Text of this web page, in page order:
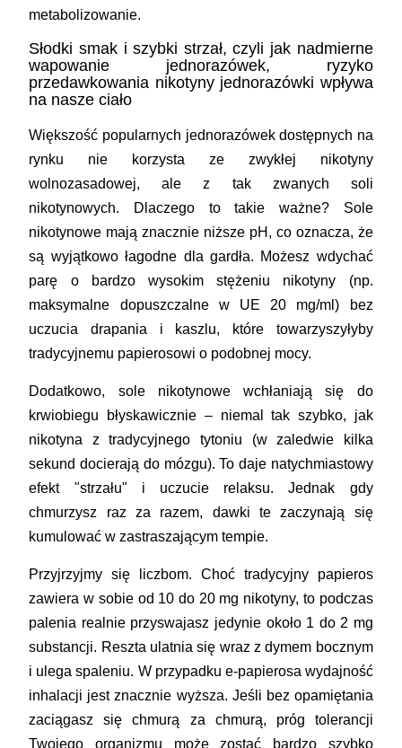
metabolizowanie.
Słodki smak i szybki strzał, czyli jak nadmierne
wapowanie jednorazówek, ryzyko
przedawkowania nikotyny jednorazówki wpływa
na nasze ciało
Większość popularnych jednorazówek dostępnych na
rynku nie korzysta ze zwykłej nikotyny
wolnozasadowej, ale z tak zwanych soli
nikotynowych. Dlaczego to takie ważne? Sole
nikotynowe mają znacznie niższe pH, co oznacza, że
są wyjątkowo łagodne dla gardła. Możesz wdychać
parę o bardzo wysokim stężeniu nikotyny (np.
maksymalne dopuszczalne w UE 20 mg/ml) bez
uczucia drapania i kaszlu, które towarzyszyłyby
tradycyjnemu papierosowi o podobnej mocy.
Dodatkowo, sole nikotynowe wchłaniają się do
krwiobiegu błyskawicznie – niemal tak szybko, jak
nikotyna z tradycyjnego tytoniu (w zaledwie kilka
sekund docierają do mózgu). To daje natychmiastowy
efekt "strzału" i uczucie relaksu. Jednak gdy
chmurzysz raz za razem, dawki te zaczynają się
kumulować w zastraszającym tempie.
Przyjrzyjmy się liczbom. Choć tradycyjny papieros
zawiera w sobie od 10 do 20 mg nikotyny, to podczas
palenia realnie przyswajasz jedynie około 1 do 2 mg
substancji. Reszta ulatnia się wraz z dymem bocznym
i ulega spaleniu. W przypadku e-papierosa wydajność
inhalacji jest znacznie wyższa. Jeśli bez opamiętania
zaciągasz się chmurą za chmurą, próg tolerancji
Twojego organizmu może zostać bardzo szybko